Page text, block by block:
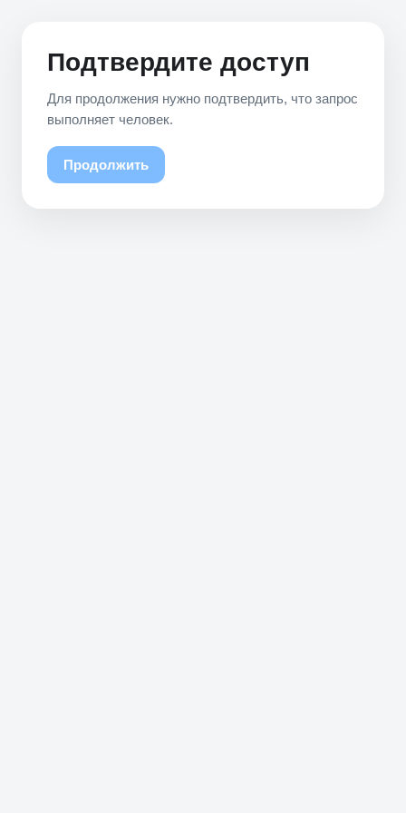
Подтвердите доступ
Для продолжения нужно подтвердить, что запрос
выполняет человек.
Продолжить